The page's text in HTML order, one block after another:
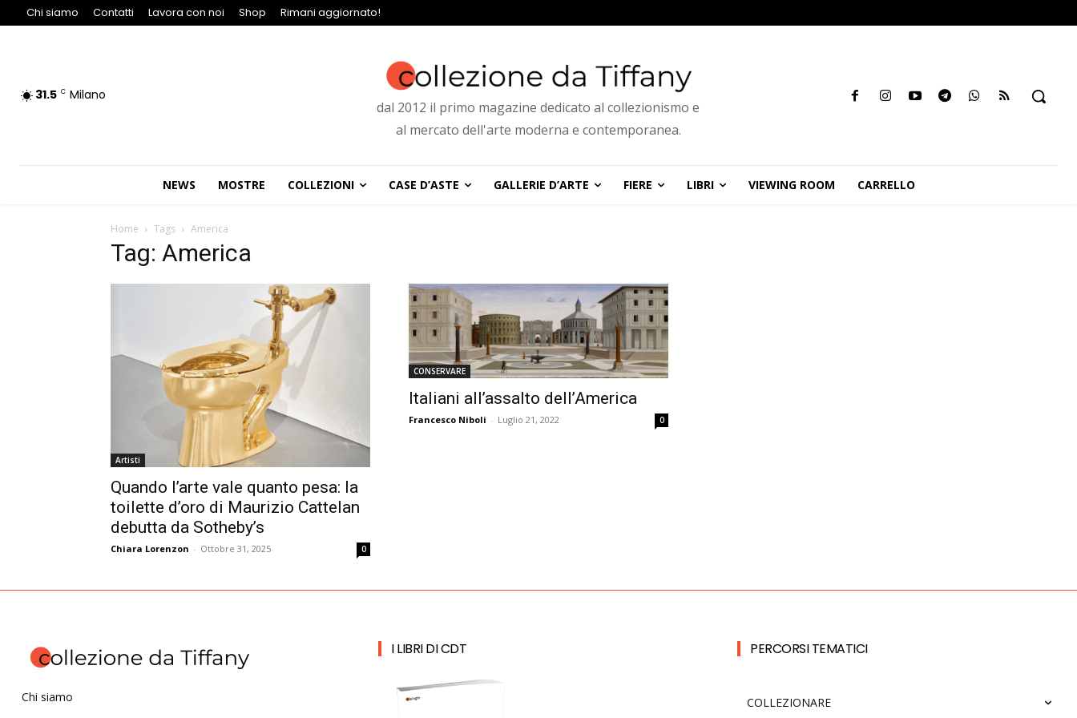
Chi siamo Contatti Lavora con noi Shop Rimani aggiornato!
31.5 C Milano
dal 2012 il primo magazine dedicato al collezionismo e
al mercato dell'arte moderna e contemporanea.
NEWS MOSTRE COLLEZIONI CASE D’ASTE GALLERIE D’ARTE FIERE LIBRI VIEWING ROOM CARRELLO
Home Tags America
Tag: America
Artisti
Quando l’arte vale quanto pesa: la
toilette d’oro di Maurizio Cattelan
debutta da Sotheby’s
Chiara Lorenzon - Ottobre 31, 2025 0
CONSERVARE
Italiani all’assalto dell’America
Francesco Niboli - Luglio 21, 2022 0
Chi siamo
I LIBRI DI CDT PERCORSI TEMATICI
COLLEZIONARE